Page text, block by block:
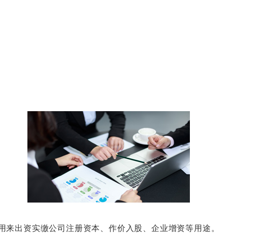
出资实缴公司注册资本、作价入股、企业增资等用途。